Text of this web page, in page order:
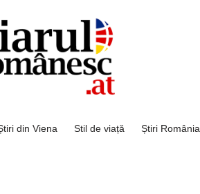
din Viena Stil de viață Știri România